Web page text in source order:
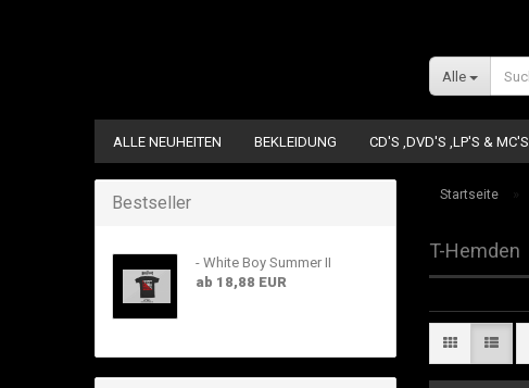
Alle
ALLE NEUHEITEN BEKLEIDUNG CD'S ,DVD'S ,LP'S & MC'S
Startseite »
T-Hemden
Bestseller
- White Boy Summer II
ab 18,88 EUR